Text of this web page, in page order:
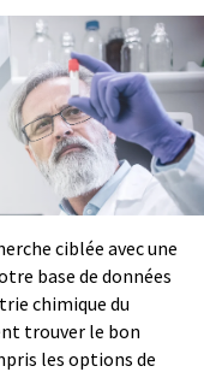
ciblée avec une
base de données
chimique du
trouver le bon
les options de